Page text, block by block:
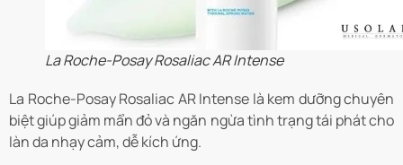
La Roche-Posay Rosaliac AR Intense
La Roche-Posay Rosaliac AR Intense là kem dưỡng chuyên
biệt giúp giảm mẩn đỏ và ngăn ngừa tình trạng tái phát cho
làn da nhạy cảm, dễ kích ứng.